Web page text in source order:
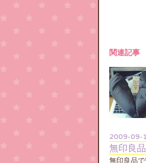
関連記事
2009-09-
無印良
無印良品